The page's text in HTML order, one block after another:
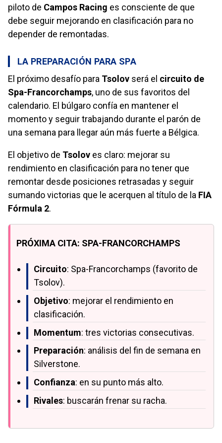
piloto de Campos Racing es consciente de que
debe seguir mejorando en clasificación para no
depender de remontadas.
LA PREPARACIÓN PARA SPA
El próximo desafío para Tsolov será el circuito de
Spa-Francorchamps, uno de sus favoritos del
calendario. El búlgaro confía en mantener el
momento y seguir trabajando durante el parón de
una semana para llegar aún más fuerte a Bélgica.
El objetivo de Tsolov es claro: mejorar su
rendimiento en clasificación para no tener que
remontar desde posiciones retrasadas y seguir
sumando victorias que le acerquen al título de la FIA
Fórmula 2.
PRÓXIMA CITA: SPA-FRANCORCHAMPS
Circuito: Spa-Francorchamps (favorito de
Tsolov).
Objetivo: mejorar el rendimiento en
clasificación.
Momentum: tres victorias consecutivas.
Preparación: análisis del fin de semana en
Silverstone.
Confianza: en su punto más alto.
Rivales: buscarán frenar su racha.